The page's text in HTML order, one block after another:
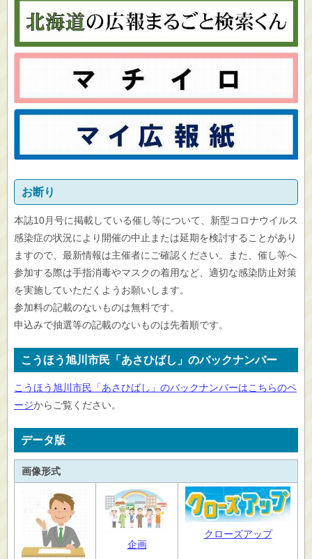
お断り
本誌10月号に掲載している催し等について、新型コロナウイルス
感染症の状況により開催の中止または延期を検討することがあり
ますので、最新情報は主催者にご確認ください。また、催し等へ
参加する際は手指消毒やマスクの着用など、適切な感染防止対策
を実施していただくようお願いします。
参加料の記載のないものは無料です。
申込みで抽選等の記載のないものは先着順です。
こうほう旭川市民「あさひばし」のバックナンバー
こうほう旭川市民「あさひばし」のバックナンバーはこちらのペ
ージからご覧ください。
データ版
画像形式
企画
クローズアップ